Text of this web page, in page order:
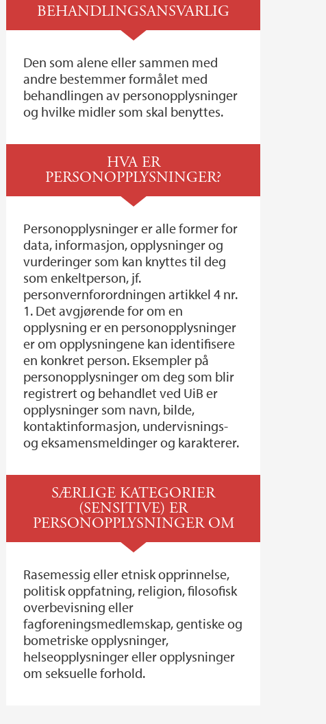
BEHANDLINGSANSVARLIG
Den som alene eller sammen med
andre bestemmer formålet med
behandlingen av personopplysninger
og hvilke midler som skal benyttes.
HVA ER
PERSONOPPLYSNINGER?
Personopplysninger er alle former for
data, informasjon, opplysninger og
vurderinger som kan knyttes til deg
som enkeltperson, jf.
personvernforordningen artikkel 4 nr.
1. Det avgjørende for om en
opplysning er en personopplysninger
er om opplysningene kan identifisere
en konkret person. Eksempler på
personopplysninger om deg som blir
registrert og behandlet ved UiB er
opplysninger som navn, bilde,
kontaktinformasjon, undervisnings-
og eksamensmeldinger og karakterer.
SÆRLIGE KATEGORIER
(SENSITIVE) ER
PERSONOPPLYSNINGER OM
Rasemessig eller etnisk opprinnelse,
politisk oppfatning, religion, filosofisk
overbevisning eller
fagforeningsmedlemskap, gentiske og
bometriske opplysninger,
helseopplysninger eller opplysninger
om seksuelle forhold.